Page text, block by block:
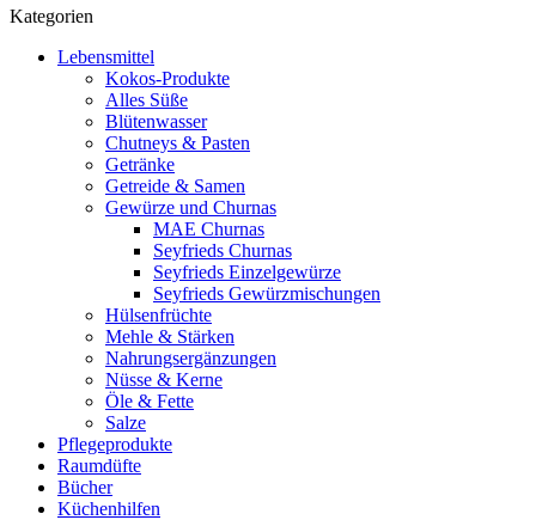
Kategorien
Lebensmittel
Kokos-Produkte
Alles Süße
Blütenwasser
Chutneys & Pasten
Getränke
Getreide & Samen
Gewürze und Churnas
MAE Churnas
Seyfrieds Churnas
Seyfrieds Einzelgewürze
Seyfrieds Gewürzmischungen
Hülsenfrüchte
Mehle & Stärken
Nahrungsergänzungen
Nüsse & Kerne
Öle & Fette
Salze
Pflegeprodukte
Raumdüfte
Bücher
Küchenhilfen